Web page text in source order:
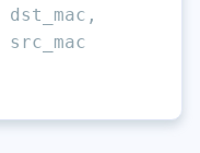
dst_mac,
src_mac